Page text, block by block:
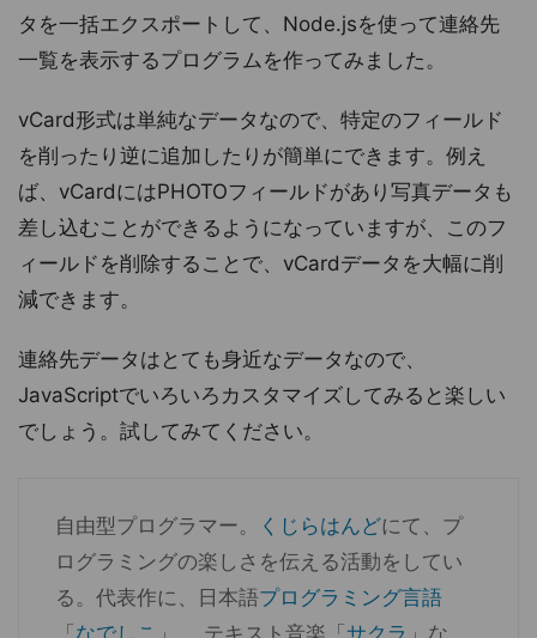
タを一括エクスポートして、Node.jsを使って連絡先
一覧を表示するプログラムを作ってみました。
vCard形式は単純なデータなので、特定のフィールド
を削ったり逆に追加したりが簡単にできます。例え
ば、vCardにはPHOTOフィールドがあり写真データも
差し込むことができるようになっていますが、このフ
ィールドを削除することで、vCardデータを大幅に削
減できます。
連絡先データはとても身近なデータなので、
JavaScriptでいろいろカスタマイズしてみると楽しい
でしょう。試してみてください。
自由型プログラマー。 くじらはんどにて、プ
ログラミングの楽しさを伝える活動をしてい
る。代表作に、日本語プログラミング言語